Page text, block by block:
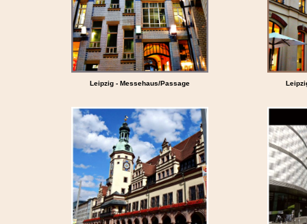
Leipzig - Messehaus/Passage